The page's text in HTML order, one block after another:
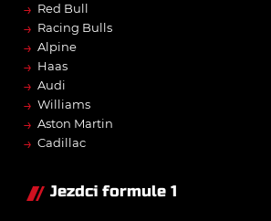
→ Red Bull
→ Racing Bulls
→ Alpine
→ Haas
→ Audi
→ Williams
→ Aston Martin
→ Cadillac
Jezdci formule 1